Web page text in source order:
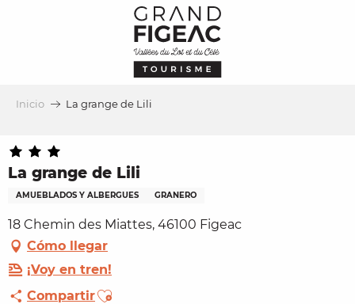
Inicio La grange de Lili
La grange de Lili
AMUEBLADOS Y ALBERGUES GRANERO
18 Chemin des Miattes, 46100 Figeac
Cómo llegar
¡Voy en tren!
CompartirAjouter aux favoris